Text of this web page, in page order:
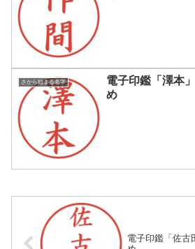
さから始まる名字
電子印鑑「澤本
め
電子印鑑「佐古